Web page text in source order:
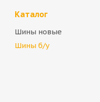
Каталог
Шины новые
Шины б/у